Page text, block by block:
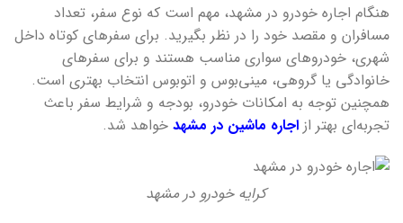
هنگام اجاره خودرو در مشهد، مهم است که نوع سفر، تعداد
مسافران و مقصد خود را در نظر بگیرید. برای سفرهای کوتاه داخل
شهری، خودروهای سواری مناسب هستند و برای سفرهای
خانوادگی یا گروهی، مینی‌بوس و اتوبوس انتخاب بهتری است.
همچنین توجه به امکانات خودرو، بودجه و شرایط سفر باعث
تجربه‌ای بهتر از اجاره ماشین در مشهد خواهد شد.
کرایه خودرو در مشهد